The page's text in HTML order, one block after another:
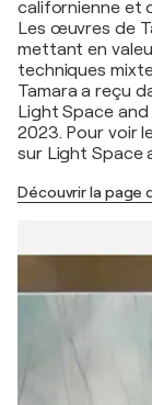
californienne et
Les œuvres de
mettant en
techniques
Tamara a reçu
Light Space
2023. Pour voir
sur Light Space
Découvrir la page